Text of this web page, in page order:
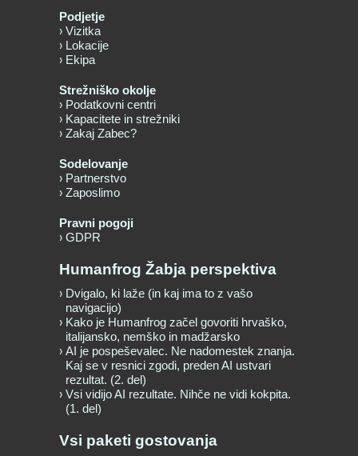
Podjetje
Vizitka
Lokacije
Ekipa
Strežniško okolje
Podatkovni centri
Kapacitete in strežniki
Zakaj Zabec?
Sodelovanje
Partnerstvo
Zaposlimo
Pravni pogoji
GDPR
Humanfrog Žabja perspektiva
Dvigalo, ki laže (in kaj ima to z vašo
navigacijo)
Kako je Humanfrog začel govoriti hrvaško,
italijansko, nemško in madžarsko
AI je pospeševalec. Ne nadomestek znanja.
Kaj se v resnici zgodi, preden AI ustvari
rezultat. (2. del)
Vsi vidijo AI rezultate. Nihče ne vidi kokpita.
(1. del)
Vsi paketi gostovanja